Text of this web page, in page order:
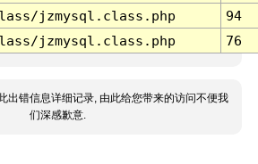
jzmysql.class.php
94
jzmysql.class.php 76
出错信息详细记录, 由此给您带来的访问不便我
们深感歉意.